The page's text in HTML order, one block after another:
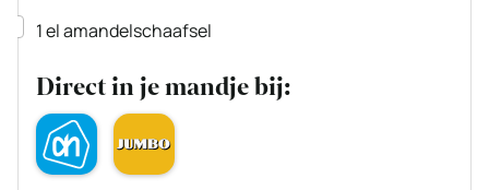
▢
1elamandelschaafsel
Direct in je mandje bij: